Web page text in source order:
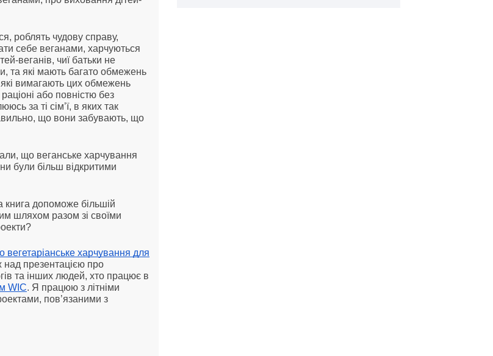
роблять чудову справу,
себе веганами, харчуються
веганів, чиї батьки не
та які мають багато обмежень
які вимагають цих обмежень
або повністю без
за ті сім’ї, в яких так
що вони забувають, що
що веганське харчування
були більш відкритими
книга допоможе більшій
шляхом разом зі своїми
вегетаріанське харчування для
над презентацією про
та інших людей, хто працює в
WIC. Я працюю з літніми
пов’язаними з